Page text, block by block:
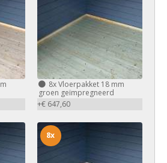
8xVloerpakket 18 mm
groen geïmpregneerd
+€ 647,60
8x